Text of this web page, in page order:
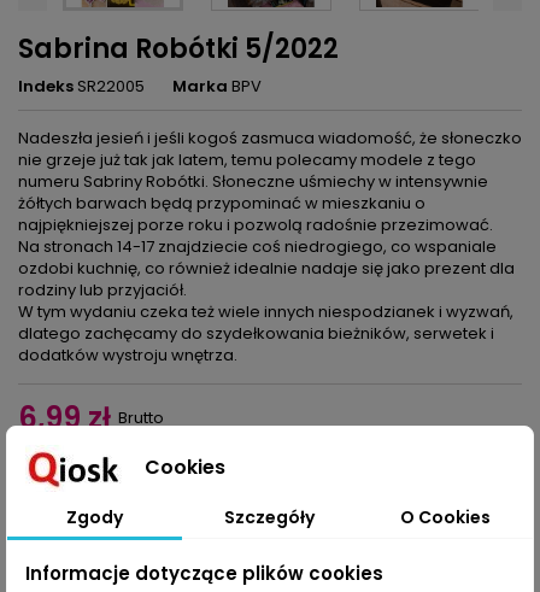
Sabrina Robótki 5/2022
Indeks SR22005 Marka BPV
Nadeszła jesień i jeśli kogoś zasmuca wiadomość, że słoneczko
nie grzeje już tak jak latem, temu polecamy modele z tego
numeru Sabriny Robótki. Słoneczne uśmiechy w intensywnie
żółtych barwach będą przypominać w mieszkaniu o
najpiękniejszej porze roku i pozwolą radośnie przezimować.
Na stronach 14-17 znajdziecie coś niedrogiego, co wspaniale
ozdobi kuchnię, co również idealnie nadaje się jako prezent dla
rodziny lub przyjaciół.
W tym wydaniu czeka też wiele innych niespodzianek i wyzwań,
dlatego zachęcamy do szydełkowania bieżników, serwetek i
dodatków wystroju wnętrza.
6,99 zł Brutto
Ilość 
Cookies
Zgody Szczegóły O Cookies
Informacje dotyczące plików cookies